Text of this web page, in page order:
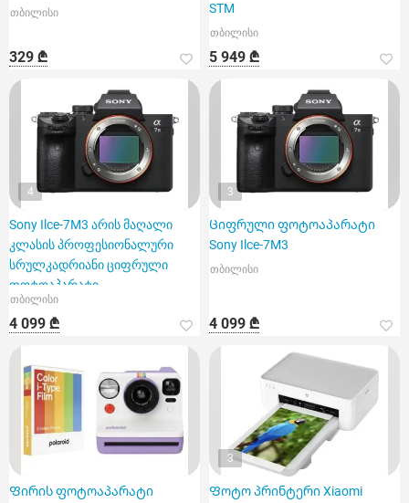
თბილისი
329 ₾
STM
თბილისი
5 949 ₾
4
Sony Ilce-7M3 არის მაღალი
კლასის პროფესიონალური
სრულკადრიანი ციფრული
ფოტოაპარატი
თბილისი
4 099 ₾
3
Ციფრული ფოტოაპარატი
Sony Ilce-7M3
თბილისი
4 099 ₾
Ფირის ფოტოაპარატი
3
Ფოტო პრინტერი Xiaomi